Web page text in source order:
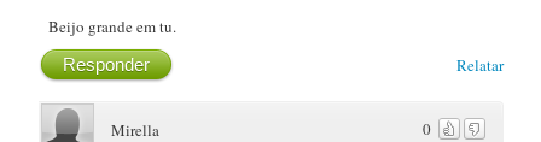
Beijo grande em tu.
Relatar
Responder
0
Mirella